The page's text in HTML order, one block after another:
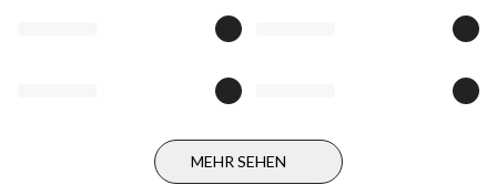
MEHR SEHEN